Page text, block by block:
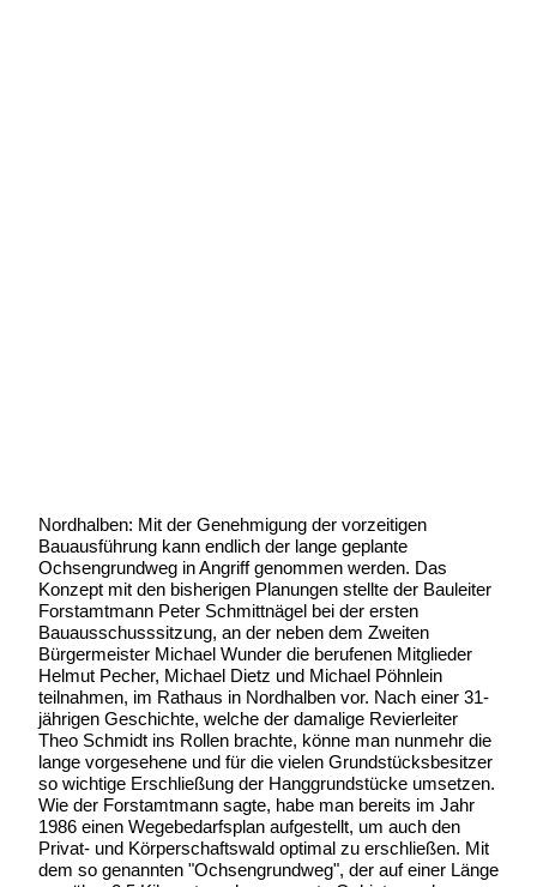
Nordhalben: Mit der Genehmigung der vorzeitigen
Bauausführung kann endlich der lange geplante
Ochsengrundweg in Angriff genommen werden. Das
Konzept mit den bisherigen Planungen stellte der Bauleiter
Forstamtmann Peter Schmittnägel bei der ersten
Bauausschusssitzung, an der neben dem Zweiten
Bürgermeister Michael Wunder die berufenen Mitglieder
Helmut Pecher, Michael Dietz und Michael Pöhnlein
teilnahmen, im Rathaus in Nordhalben vor. Nach einer 31-
jährigen Geschichte, welche der damalige Revierleiter
Theo Schmidt ins Rollen brachte, könne man nunmehr die
lange vorgesehene und für die vielen Grundstücksbesitzer
so wichtige Erschließung der Hanggrundstücke umsetzen.
Wie der Forstamtmann sagte, habe man bereits im Jahr
1986 einen Wegebedarfsplan aufgestellt, um auch den
Privat- und Körperschaftswald optimal zu erschließen. Mit
dem so genannten "Ochsengrundweg", der auf einer Länge